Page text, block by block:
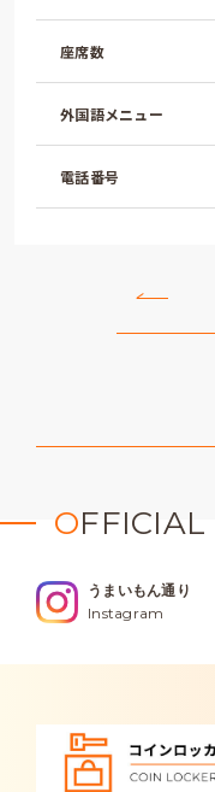
座席数
外国語メニュー
電話番号
OFFICIAL
うまいもん通り
Instagram